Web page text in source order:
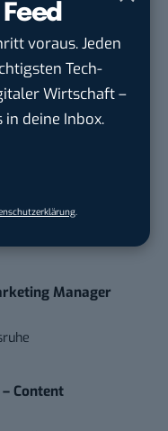
voraus. Jeden
Tech-
Wirtschaft –
deine Inbox.
.
Creator (m/w/d)
Manager
Content